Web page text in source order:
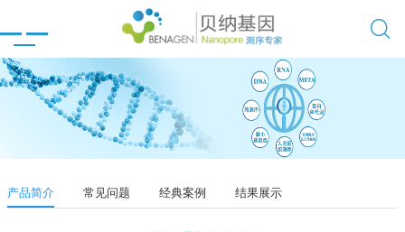

产品简介 常见问题 经典案例 结果展示